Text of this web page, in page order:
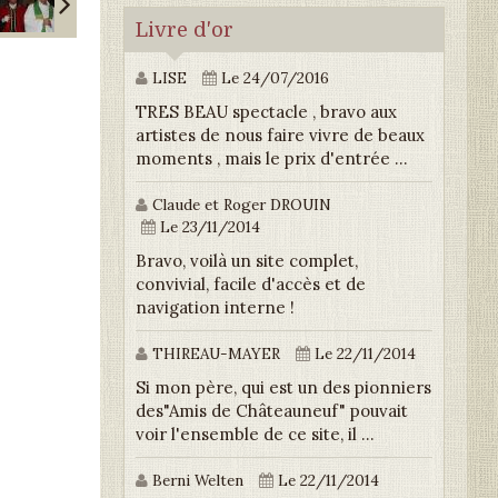
Livre d'or
LISE Le 24/07/2016
TRES BEAU spectacle , bravo aux
artistes de nous faire vivre de beaux
moments , mais le prix d'entrée ...
Claude et Roger DROUIN
Le 23/11/2014
Bravo, voilà un site complet,
convivial, facile d'accès et de
navigation interne !
THIREAU-MAYER Le 22/11/2014
Si mon père, qui est un des pionniers
des"Amis de Châteauneuf" pouvait
voir l'ensemble de ce site, il ...
Berni Welten Le 22/11/2014